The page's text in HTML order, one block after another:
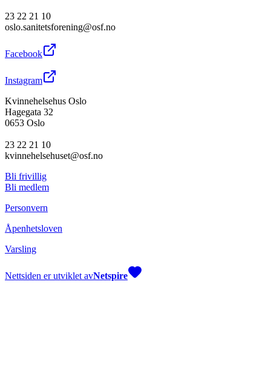
23 22 21 10
oslo.sanitetsforening@osf.no
Facebook
Instagram
Kvinnehelsehus Oslo
Hagegata 32
0653 Oslo
23 22 21 10
kvinnehelsehuset@osf.no
Bli frivillig
Bli medlem
Personvern
Åpenhetsloven
Varsling
Nettsiden er utviklet avNetspire